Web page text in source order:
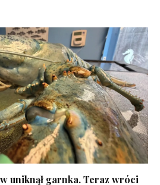
uniknął garnka. Teraz wróci